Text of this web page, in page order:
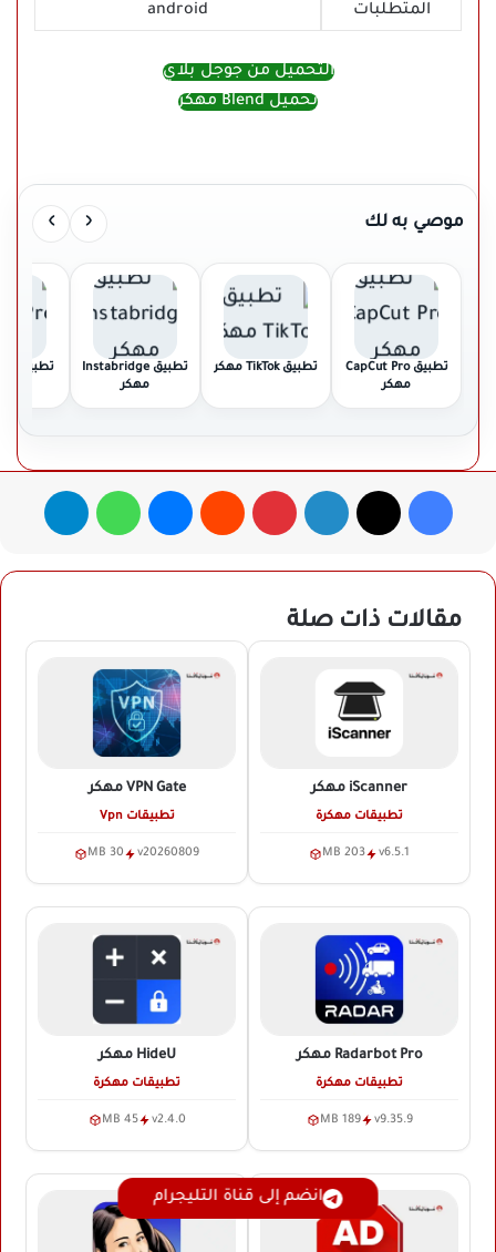
المتطلبات android
التحميل من جوجل بلاي
تحميل Blend مهكر
موصي به لك ‹
›
تطبيق CapCut Pro
مهكر
تطبيق TikTok مهكر
تطبيق Instabridge
مهكر
فيسبوك لينكدإن بينتيريست ماسنجر واتساب تيلقرام
مقالات ذات صلة
VPN Gate مهكر
تطبيقات Vpn
v20260809
30 MB
iScanner مهكر
تطبيقات مهكرة
v6.5.1
203 MB
HideU مهكر
تطبيقات مهكرة
v2.4.0
45 MB
Radarbot Pro مهكر
تطبيقات مهكرة
v9.35.9
189 MB
انضم إلى قناة التليجرام